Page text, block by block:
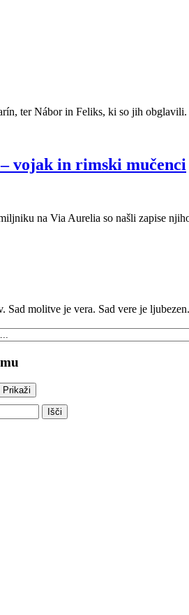
ter Nábor in Feliks, ki so jih obglavili.
vojak in rimski mučenci
na Via Aurelia so našli zapise
Sad molitve je vera. Sad vere je
Prikaži